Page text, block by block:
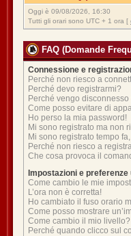
Oggi è 09/08/2026, 16:30
Tutti gli orari sono UTC + 1 ora [
FAQ (Domande
Connessione e
Perché non riesco a
Perché devo registrarmi?
Perché vengo
Come posso evitare di
Ho perso la mia password!
Mi sono registrato ma non
Mi sono registrato tempo
Perché non riesco a
Che cosa provoca il
Impostazioni e preferenze
Come cambio le mie
L’ora non è corretta!
Ho cambiato il fuso orario
Come posso mostrare
Come cambio il mio livello?
Perché quando clicco sul